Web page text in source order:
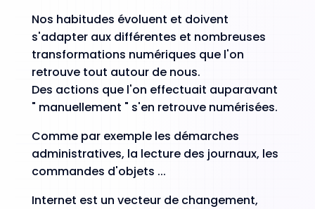
Nos habitudes évoluent et doivent
s'adapter aux différentes et nombreuses
transformations numériques que l'on
retrouve tout autour de nous.
Des actions que l'on effectuait auparavant
" manuellement " s'en retrouve numérisées.
Comme par exemple les démarches
administratives, la lecture des journaux, les
commandes d'objets ...
Internet est un vecteur de changement,